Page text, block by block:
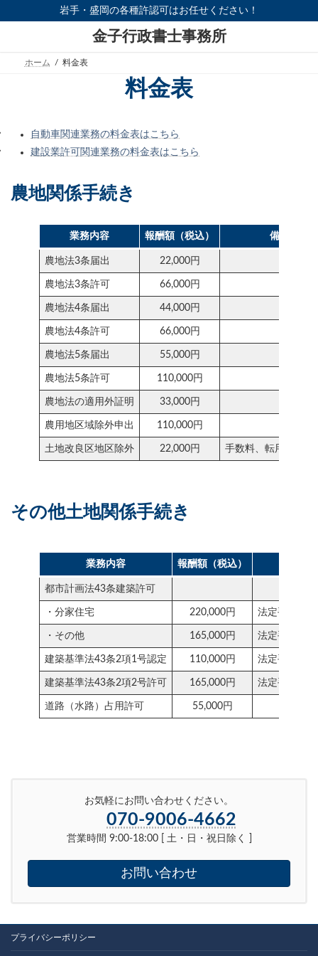
岩手・盛岡の各種許認可はお任せください！
金子行政書士事務所
ホーム 料金表
料金表
自動車関連業務の料金表はこちら
建設業許可関連業務の料金表はこちら
農地関係手続き
業務内容 報酬額（税込） 備考
農地法3条届出 22,000円
農地法3条許可 66,000円
農地法4条届出 44,000円
農地法4条許可 66,000円
農地法5条届出 55,000円
農地法5条許可 110,000円
農地法の適用外証明 33,000円
農用地区域除外申出 110,000円
土地改良区地区除外 22,000円 手数料、転用決済金
その他土地関係手続き
業務内容 報酬額（税込）
都市計画法43条建築許可
・分家住宅 220,000円 法定手数料
・その他 165,000円 法定手数料
建築基準法43条2項1号認定 110,000円 法定手数料
建築基準法43条2項2号許可 165,000円 法定手数料
道路（水路）占用許可 55,000円
お気軽にお問い合わせください。
070-9006-4662
営業時間 9:00-18:00 [ 土・日・祝日除く ]
お問い合わせ
プライバシーポリシー